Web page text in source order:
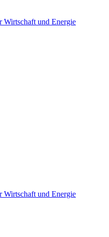
Wirtschaft und Energie
Wirtschaft und Energie